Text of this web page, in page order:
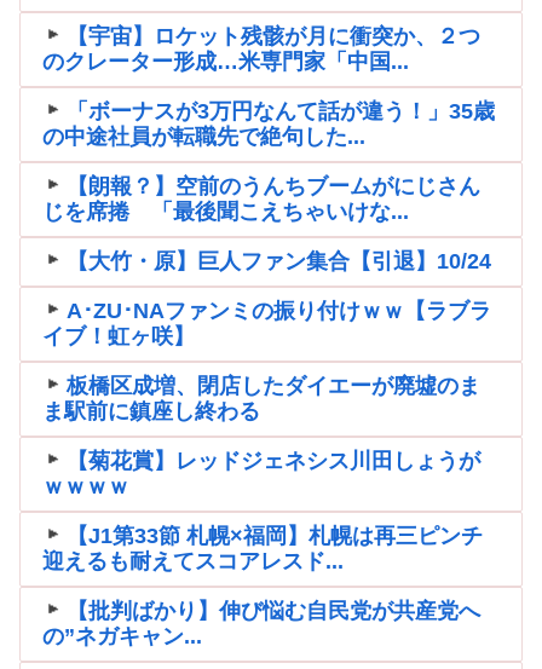
【宇宙】ロケット残骸が月に衝突か、２つ
のクレーター形成…米専門家「中国...
「ボーナスが3万円なんて話が違う！」35歳
の中途社員が転職先で絶句した...
【朗報？】空前のうんちブームがにじさん
じを席捲 「最後聞こえちゃいけな...
【大竹・原】巨人ファン集合【引退】10/24
A･ZU･NAファンミの振り付けｗｗ【ラブラ
イブ！虹ヶ咲】
板橋区成増、閉店したダイエーが廃墟のま
ま駅前に鎮座し終わる
【菊花賞】レッドジェネシス川田しょうが
ｗｗｗｗ
【J1第33節 札幌×福岡】札幌は再三ピンチ
迎えるも耐えてスコアレスド...
【批判ばかり】伸び悩む自民党が共産党へ
の”ネガキャン...